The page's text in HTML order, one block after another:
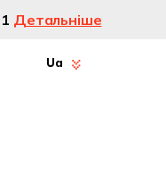
Детальніше
Ua